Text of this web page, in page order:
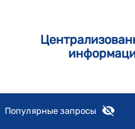
Популярные запросы